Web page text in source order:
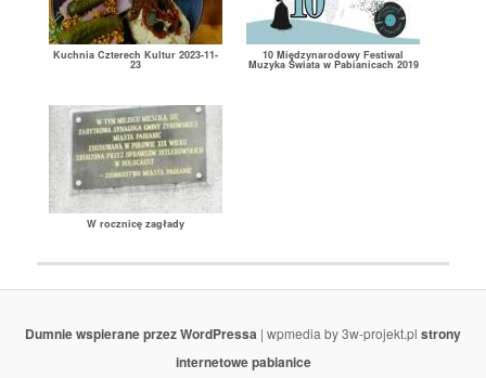
Kuchnia Czterech Kultur 2023-11-
23
10 Międzynarodowy Festiwal
Muzyka Świata w Pabianicach 2019
W rocznicę zagłady
Dumnie wspierane przez WordPressa | wpmedia by 3w-projekt.pl strony
internetowe pabianice